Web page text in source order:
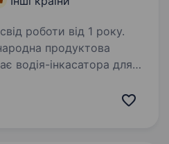
роботи від 1 року.
водія-інкасатора для
водіння